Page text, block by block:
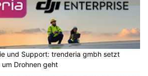
und Support: trenderia gmbh setzt
Drohnen geht